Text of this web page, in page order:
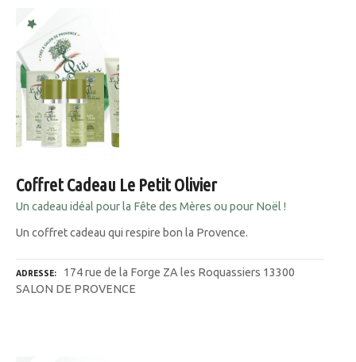
Coffret Cadeau Le Petit Olivier
Un cadeau idéal pour la Fête des Mères ou pour Noël !
Un coffret cadeau qui respire bon la Provence.
ADRESSE
174 rue de la Forge ZA les Roquassiers 13300
SALON DE PROVENCE